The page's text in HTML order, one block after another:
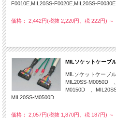
F0010E,MIL20SS-F0020E,MIL20SS-
価格： 2,442円(税抜 2,220円、税 222円) ～
MILソケットケーブ
MILソケットケーブ
MIL20SS-M0050D
M0150D 、
MIL20SS-M0500D
価格： 2,057円(税抜 1,870円、税 187円) ～